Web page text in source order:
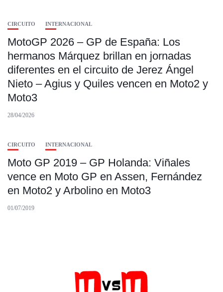
CIRCUITO INTERNACIONAL
MotoGP 2026 – GP de España: Los
hermanos Márquez brillan en jornadas
diferentes en el circuito de Jerez Ángel
Nieto – Agius y Quiles vencen en Moto2 y
Moto3
28/04/2026
CIRCUITO INTERNACIONAL
Moto GP 2019 – GP Holanda: Viñales
vence en Moto GP en Assen, Fernández
en Moto2 y Arbolino en Moto3
01/07/2019